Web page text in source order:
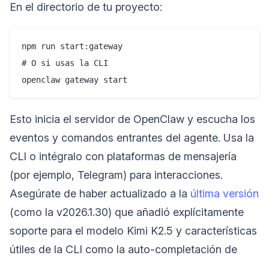
En el directorio de tu proyecto:
npm run start:gateway
# O si usas la CLI
Esto inicia el servidor de OpenClaw y escucha los
eventos y comandos entrantes del agente. Usa la
CLI o intégralo con plataformas de mensajería
(por ejemplo, Telegram) para interacciones.
Asegúrate de haber actualizado a la última versión
(como la v2026.1.30) que añadió explícitamente
soporte para el modelo Kimi K2.5 y características
útiles de la CLI como la auto-completación de